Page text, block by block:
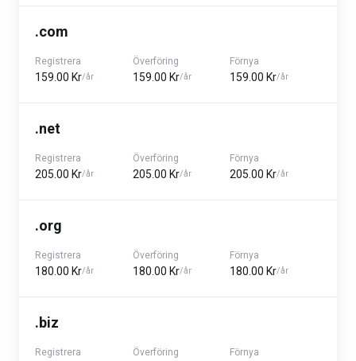
.com
Registrera
159.00 Kr/år
Överföring
159.00 Kr/år
Förnya
159.00 Kr/år
.net
Registrera
205.00 Kr/år
Överföring
205.00 Kr/år
Förnya
205.00 Kr/år
.org
Registrera
180.00 Kr/år
Överföring
180.00 Kr/år
Förnya
180.00 Kr/år
.biz
Registrera Överföring Förnya